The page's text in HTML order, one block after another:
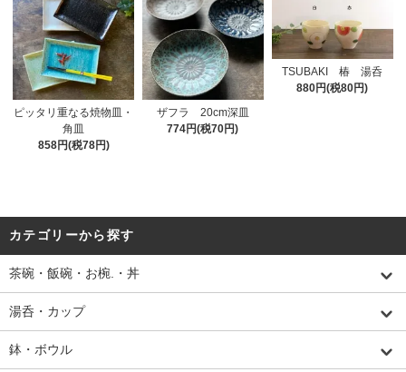
ピッタリ重なる焼物皿・
角皿
858円(税78円)
ザフラ 20cm深皿
774円(税70円)
TSUBAKI 椿 湯呑
880円(税80円)
カテゴリーから探す
茶碗・飯碗・お椀.・丼
湯呑・カップ
鉢・ボウル